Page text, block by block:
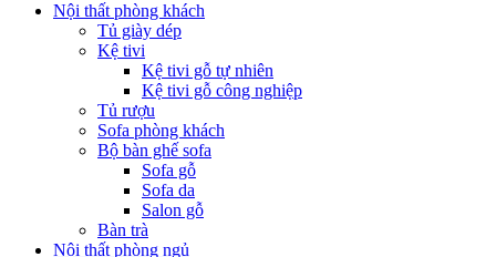
Nội thất phòng khách
Tủ giày dép
Kệ tivi
Kệ tivi gỗ tự nhiên
Kệ tivi gỗ công nghiệp
Tủ rượu
Sofa phòng khách
Bộ bàn ghế sofa
Sofa gỗ
Sofa da
Salon gỗ
Bàn trà
Nội thất phòng ngủ